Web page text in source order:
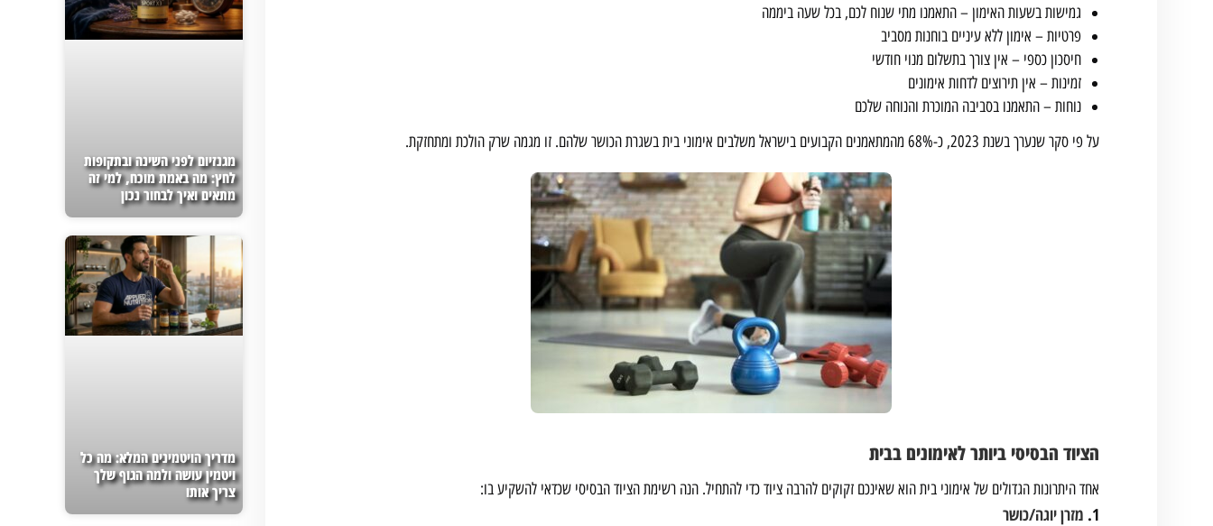
גמישות בשעות האימון – התאמנו מתי שנוח לכם, בכל שעה ביממה
פרטיות – אימון ללא עיניים בוחנות מסביב
חיסכון כספי – אין צורך בתשלום מנוי חודשי
זמינות – אין תירוצים לדחות אימונים
נוחות – התאמנו בסביבה המוכרת והנוחה שלכם
על פי סקר שנערך בשנת 2023, כ-68% מהמתאמנים הקבועים בישראל משלבים אימוני בית בשגרת הכושר שלהם. זו מגמה שרק הולכת ומתחזקת.
הציוד הבסיסי ביותר לאימונים בבית
אחד היתרונות הגדולים של אימוני בית הוא שאינכם זקוקים להרבה ציוד כדי להתחיל. הנה רשימת הציוד הבסיסי שכדאי להשקיע בו:
1. מזרן יוגה/כושר
מגנזיום לפני השינה ובתקופות
לחץ: מה באמת מוכח, למי זה
מתאים ואיך לבחור נכון
מדריך הויטמינים המלא: מה כל
ויטמין עושה ולמה הגוף שלך
צריך אותו